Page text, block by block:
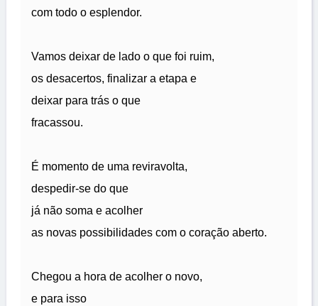
com todo o esplendor.
Vamos deixar de lado o que foi ruim,
os desacertos, finalizar a etapa e
deixar para trás o que
fracassou.
É momento de uma reviravolta,
despedir-se do que
já não soma e acolher
as novas possibilidades com o coração aberto.
Chegou a hora de acolher o novo,
e para isso